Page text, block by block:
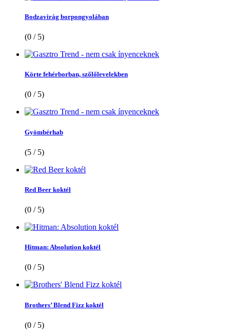
Bodzavirág borpongyolában
(0 / 5)
Körte fehérborban, szőlőlevelekben
(0 / 5)
Gyömbérhab
(5 / 5)
Red Beer koktél
(0 / 5)
Hitman: Absolution koktél
(0 / 5)
Brothers’ Blend Fizz koktél
(0 / 5)